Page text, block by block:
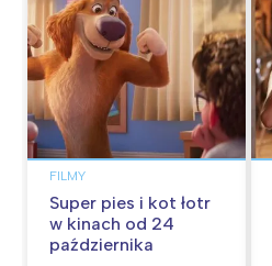
FILMY
Super pies i kot łotr
w kinach od 24
października